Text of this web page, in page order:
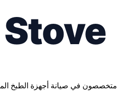
متخصصون في صيانة أجهزة الطبخ